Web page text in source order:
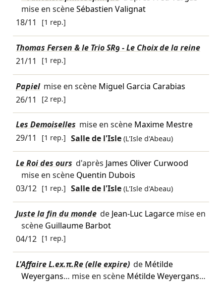
mise en scèneSébastien Valignat
18/11
[1 rep.]
Thomas Fersen & le Trio SR9 - Le Choix de la reine
21/11
[1 rep.]
Papiel mise en scène Miguel Garcia Carabias
26/11
[2 rep.]
Les Demoiselles mise en scène Maxime Mestre
29/11
[1 rep.] Salle de l'Isle (L'Isle d'Abeau)
Le Roi des ours d'après James Oliver Curwood
mise en scène Quentin Dubois
03/12 [1 rep.] Salle de l'Isle (L'Isle d'Abeau)
Juste la fin du monde de Jean-Luc Lagarcemise en
scène Guillaume Barbot
04/12 [1 rep.]
L'Affaire L.ex.π.Re (elle expire) de Métilde
Weyergans… mise en scène Métilde Weyergans…